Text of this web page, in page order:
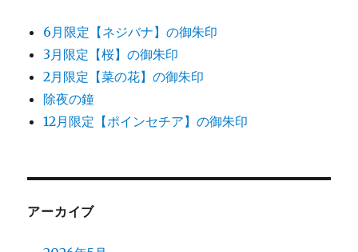
6月限定【ネジバナ】の御朱印
3月限定【桜】の御朱印
2月限定【菜の花】の御朱印
除夜の鐘
12月限定【ポインセチア】の御朱印
アーカイブ